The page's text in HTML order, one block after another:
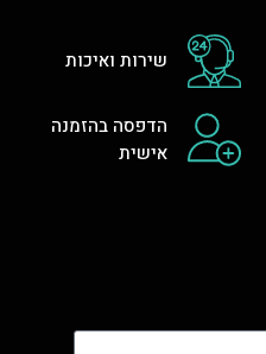
שירות ואיכות
הדפסה בהזמנה
אישית